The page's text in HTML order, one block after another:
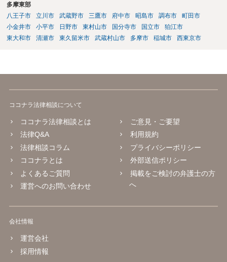
多摩東部
八王子市
立川市 武蔵野市 三鷹市 府中市 昭島市 調布市
町田市
小金井市
小平市 日野市 東村山市 国分寺市 国立市
狛江市
東大和市
清瀬市 東久留米市 武蔵村山市 多摩市 稲城市 西東京市
ココナラ法律相談について
ココナラ法律相談とは
法律Q&A
法律相談コラム
ココナラとは
よくあるご質問
運営へのお問い合わせ
ご意見・ご要望
利用規約
プライバシーポリシー
外部送信ポリシー
掲載をご検討の弁護士の方
へ
会社情報
運営会社
採用情報